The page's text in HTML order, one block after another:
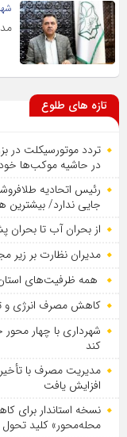
تازه های طلوع
تردد موتورسیکلت در
در حاشیه موکب‌ها
رئیس اتحادیه
جایی ندارد/ بیشترین
از بحران آب تا
مدیران نظارت بر زیر
همه ظرفیت‌های استان
کاهش مصرف انرژی و
شهرداری با چهار
کند
مدیریت مصرف با
افزایش یافت
نسخه استاندار برای
محله‌محور» کلید تحول